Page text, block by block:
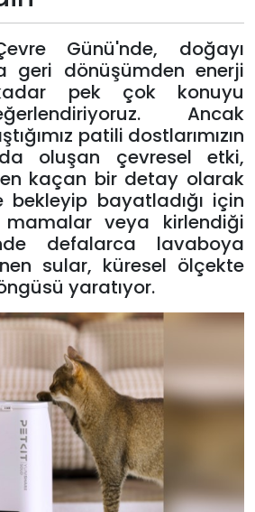
Günü'nde, doğayı
geri dönüşümden enerji
pek çok konuyu
Ancak
patili dostlarımızın
oluşan çevresel etki,
kaçan bir detay olarak
bekleyip bayatladığı için
veya kirlendiği
defalarca lavaboya
sular, küresel ölçekte
yaratıyor.